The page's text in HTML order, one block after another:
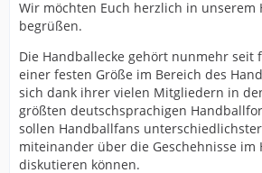
Wir möchten Euch herzlich in unserem
begrüßen.
Die Handballecke gehört nunmehr seit
einer festen Größe im Bereich des
sich dank ihrer vielen Mitgliedern in
größten deutschsprachigen
sollen Handballfans
miteinander über die Geschehnisse im
diskutieren können.